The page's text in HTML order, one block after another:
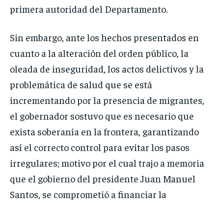
primera autoridad del Departamento.
Sin embargo, ante los hechos presentados en
cuanto a la alteración del orden público, la
oleada de inseguridad, los actos delictivos y la
problemática de salud que se está
incrementando por la presencia de migrantes,
el gobernador sostuvo que es necesario que
exista soberanía en la frontera, garantizando
así el correcto control para evitar los pasos
irregulares; motivo por el cual trajo a memoria
que el gobierno del presidente Juan Manuel
Santos, se comprometió a financiar la